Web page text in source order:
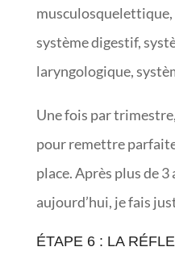
musculosquelettique,
système digestif,
laryngologique,
Une fois par
pour remettre
place. Après plus de
aujourd’hui, je fais
ÉTAPE 6 : LA